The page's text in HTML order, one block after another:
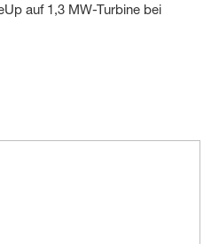
auf 1,3 MW-Turbine bei